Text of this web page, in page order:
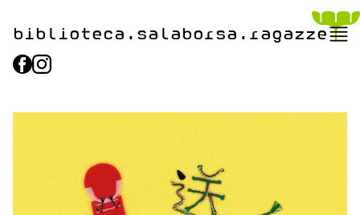
biblioteca.​salaborsa.ragazze